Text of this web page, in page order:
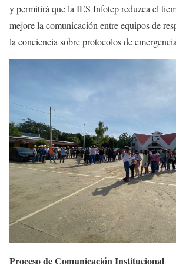
y permitirá que la IES Infotep reduzca el
mejore la comunicación entre equipos de
la conciencia sobre protocolos de
Proceso de Comunicación Institucional